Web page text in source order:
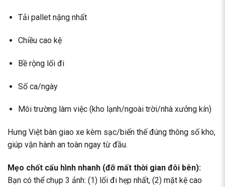
Tải pallet nặng nhất
Chiều cao kệ
Bề rộng lối đi
Số ca/ngày
Môi trường làm việc (kho lạnh/ngoài trời/nhà xưởng kín)
Hưng Việt bàn giao xe kèm sạc/biến thế đúng thông số kho,
giúp vận hành an toàn ngay từ đầu.
Mẹo chốt cấu hình nhanh (đỡ mất thời gian đôi bên):
Bạn có thể chụp 3 ảnh: (1) lối đi hẹp nhất, (2) mặt kệ cao